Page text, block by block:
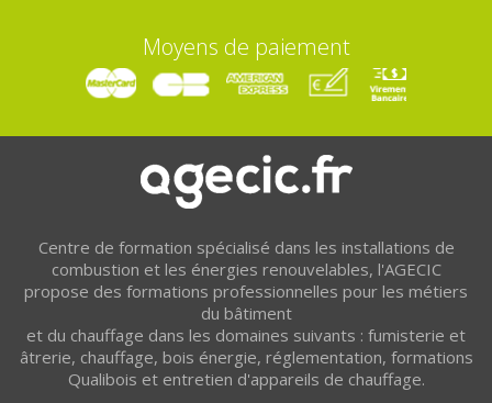
Moyens de paiement
Centre de formation spécialisé dans les installations de
combustion et les énergies renouvelables, l'AGECIC
propose des formations professionnelles pour les métiers
du bâtiment
et du chauffage dans les domaines suivants : fumisterie et
âtrerie, chauffage, bois énergie, réglementation, formations
Qualibois et entretien d'appareils de chauffage.